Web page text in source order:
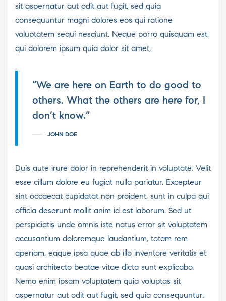
sit aspernatur aut odit aut fugit, sed quia
consequuntur magni dolores eos qui ratione
voluptatem sequi nesciunt. Neque porro quisquam est,
qui dolorem ipsum quia dolor sit amet,
“We are here on Earth to do good to
others. What the others are here for, I
don’t know.”
JOHN DOE
Duis aute irure dolor in reprehenderit in voluptate. Velit
esse cillum dolore eu fugiat nulla pariatur. Excepteur
sint occaecat cupidatat non proident, sunt in culpa qui
officia deserunt mollit anim id est laborum. Sed ut
perspiciatis unde omnis iste natus error sit voluptatem
accusantium doloremque laudantium, totam rem
aperiam, eaque ipsa quae ab illo inventore veritatis et
quasi architecto beatae vitae dicta sunt explicabo.
Nemo enim ipsam voluptatem quia voluptas sit
aspernatur aut odit aut fugit, sed quia consequuntur.